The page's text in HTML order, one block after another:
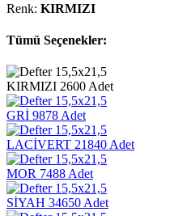
Renk: KIRMIZI
Tümü Seçenekler:
KIRMIZI 2600 Adet
GRİ 9878 Adet
LACİVERT 21840 Adet
MOR 7488 Adet
SİYAH 34650 Adet